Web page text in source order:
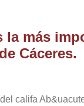
la más
Cáceres.
califa